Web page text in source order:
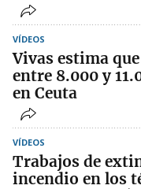
VÍDEOS
Vivas estima
entre 8.000 y
en Ceuta
VÍDEOS
Trabajos de
incendio en los